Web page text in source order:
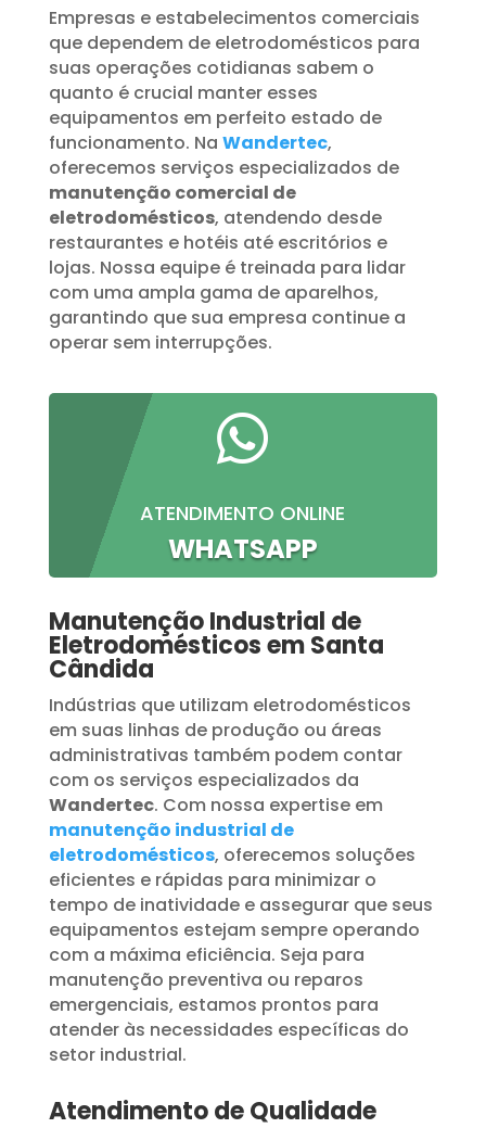
Empresas e estabelecimentos comerciais
que dependem de eletrodomésticos para
suas operações cotidianas sabem o
quanto é crucial manter esses
equipamentos em perfeito estado de
funcionamento. Na Wandertec,
oferecemos serviços especializados de
manutenção comercial de
eletrodomésticos, atendendo desde
restaurantes e hotéis até escritórios e
lojas. Nossa equipe é treinada para lidar
com uma ampla gama de aparelhos,
garantindo que sua empresa continue a
operar sem interrupções.

ATENDIMENTO ONLINE
WHATSAPP
Manutenção Industrial de
Eletrodomésticos em Santa
Cândida
Indústrias que utilizam eletrodomésticos
em suas linhas de produção ou áreas
administrativas também podem contar
com os serviços especializados da
Wandertec. Com nossa expertise em
manutenção industrial de
eletrodomésticos, oferecemos soluções
eficientes e rápidas para minimizar o
tempo de inatividade e assegurar que seus
equipamentos estejam sempre operando
com a máxima eficiência. Seja para
manutenção preventiva ou reparos
emergenciais, estamos prontos para
atender às necessidades específicas do
setor industrial.
Atendimento de Qualidade